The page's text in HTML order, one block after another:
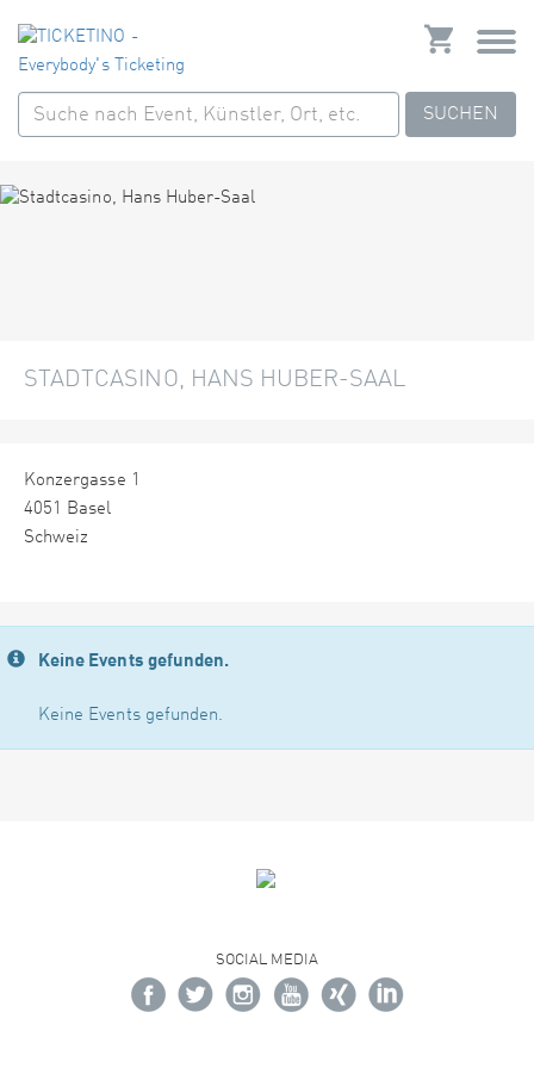
SUCHEN
STADTCASINO, HANS HUBER-SAAL
Konzergasse 1
4051 Basel
Schweiz
Keine Events gefunden.
Keine Events gefunden.
SOCIAL MEDIA